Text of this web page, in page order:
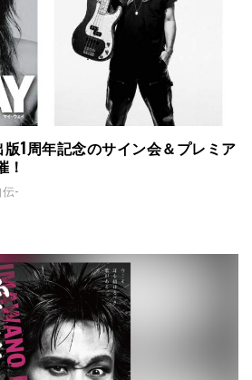
版1周年記念のサイン会＆プレミア
伝-